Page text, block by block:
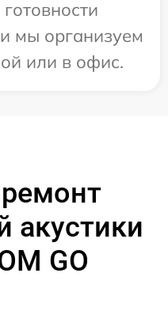
мы организуем
или в офис.
акустики
GO